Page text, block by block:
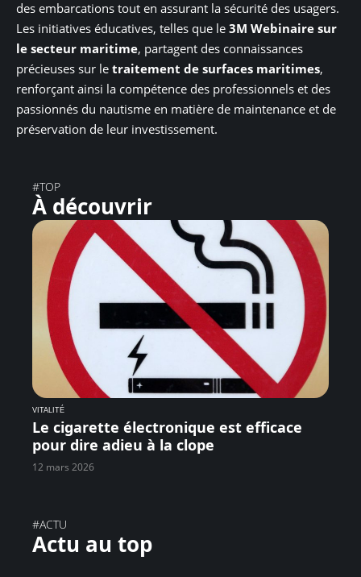
des embarcations tout en assurant la sécurité des usagers.
Les initiatives éducatives, telles que le 3M Webinaire sur
le secteur maritime, partagent des connaissances
précieuses sur le traitement de surfaces maritimes,
renforçant ainsi la compétence des professionnels et des
passionnés du nautisme en matière de maintenance et de
préservation de leur investissement.
#TOP
À découvrir
VITALITÉ
Le cigarette électronique est efficace
pour dire adieu à la clope
12 mars 2026
#ACTU
Actu au top